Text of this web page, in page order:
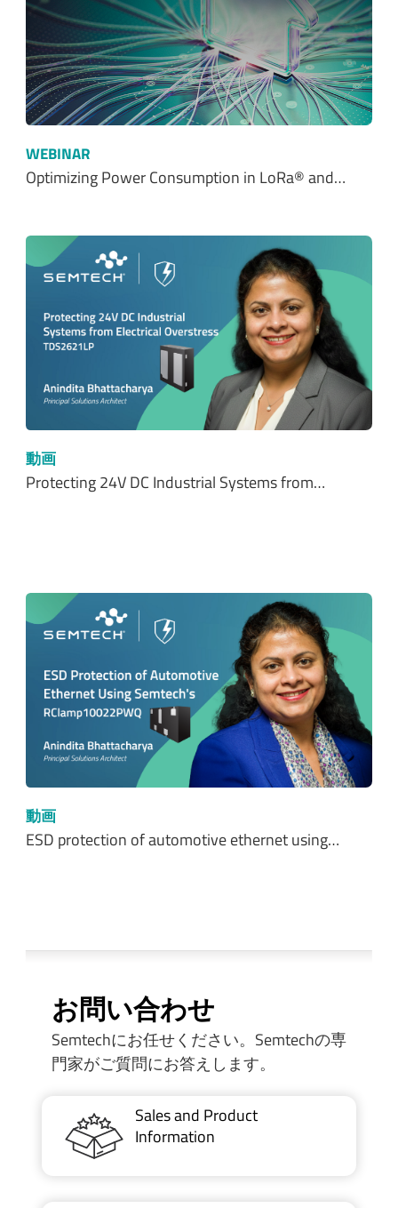
WEBINAR
Optimizing Power Consumption in LoRa® and…
動画
Protecting 24V DC Industrial Systems from…
動画
ESD protection of automotive ethernet using…
お問い合わせ
Semtechにお任せください。Semtechの専
門家がご質問にお答えします。
Sales and Product
Information